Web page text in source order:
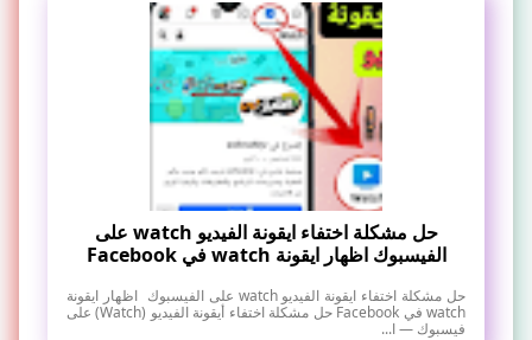
حل مشكلة اختفاء ايقونة الفيديو watch على
الفيسبوك اظهار ايقونة watch في Facebook
حل مشكلة اختفاء ايقونة الفيديو watch على الفيسبوك اظهار ايقونة
watch في Facebook حل مشكلة اختفاء أيقونة الفيديو (Watch) على
فيسبوك — ا...